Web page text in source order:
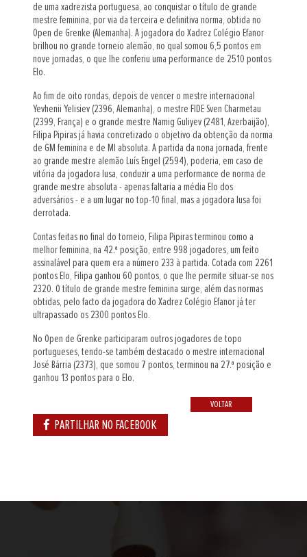
de uma xadrezista portuguesa, ao conquistar o título de grande
mestre feminina, por via da terceira e definitiva norma, obtida no
Open de Grenke (Alemanha). A jogadora do Xadrez Colégio Efanor
brilhou no grande torneio alemão, no qual somou 6,5 pontos em
nove jornadas, o que lhe conferiu uma performance de 2510 pontos
Elo.
Ao fim de oito rondas, depois de vencer o mestre internacional
Yevhenii Yelisiev (2396, Alemanha), o mestre FIDE Sven Charmetau
(2399, França) e o grande mestre Namig Guliyev (2481, Azerbaijão),
Filipa Pipiras já havia concretizado o objetivo da obtenção da norma
de GM feminina e de MI absoluta. A partida da nona jornada, frente
ao grande mestre alemão Luís Engel (2594), poderia, em caso de
vitória da jogadora lusa, conduzir a uma performance de norma de
grande mestre absoluta - apenas faltaria a média Elo dos
adversários - e a um lugar no top-10 final, mas a jogadora lusa foi
derrotada.
Contas feitas no final do torneio, Filipa Pipiras terminou como a
melhor feminina, na 42.ª posição, entre 998 jogadores, um feito
assinalável para quem era a número 233 à partida. Cotada com 2261
pontos Elo, Filipa ganhou 60 pontos, o que lhe permite situar-se nos
2320. O título de grande mestre feminina surge, além das normas
obtidas, pelo facto da jogadora do Xadrez Colégio Efanor já ter
ultrapassado os 2300 pontos Elo.
No Open de Grenke participaram outros jogadores de topo
portugueses, tendo-se também destacado o mestre internacional
José Bárria (2373), que somou 7 pontos, terminou na 27.ª posição e
ganhou 13 pontos para o Elo.
VOLTAR
PARTILHAR NO FACEBOOK